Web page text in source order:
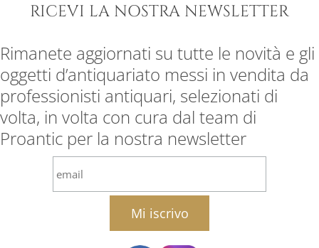
RICEVI LA NOSTRA NEWSLETTER
Rimanete aggiornati su tutte le novità e gli
oggetti d’antiquariato messi in vendita da
professionisti antiquari, selezionati di
volta, in volta con cura dal team di
Proantic per la nostra newsletter
email